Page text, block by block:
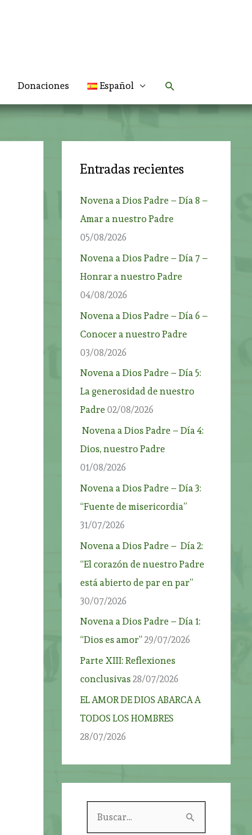
Donaciones Español Buscar
Entradas recientes
Novena a Dios Padre – Día 8 –
Amar a nuestro Padre
05/08/2026
Novena a Dios Padre – Día 7 –
Honrar a nuestro Padre
04/08/2026
Novena a Dios Padre – Día 6 –
Conocer a nuestro Padre
03/08/2026
Novena a Dios Padre – Día 5:
La generosidad de nuestro
Padre 02/08/2026
Novena a Dios Padre – Día 4:
Dios, nuestro Padre
01/08/2026
Novena a Dios Padre – Día 3:
“Fuente de misericordia”
31/07/2026
Novena a Dios Padre – Día 2:
“El corazón de nuestro Padre
está abierto de par en par”
30/07/2026
Novena a Dios Padre – Día 1:
“Dios es amor” 29/07/2026
Parte XIII: Reflexiones
conclusivas 28/07/2026
EL AMOR DE DIOS ABARCA A
TODOS LOS HOMBRES
28/07/2026